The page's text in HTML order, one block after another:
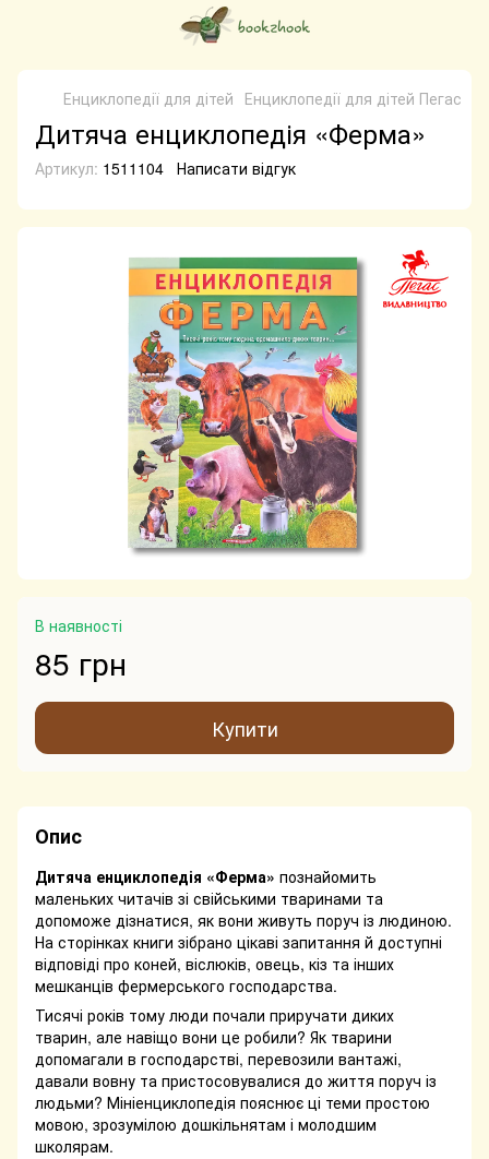
Енциклопедії для дітей Енциклопедії для дітей Пегас
Дитяча енциклопедія «Ферма»
Артикул: 1511104 Написати відгук
В наявності
85 грн
Купити
Опис
Дитяча енциклопедія «Ферма» познайомить
маленьких читачів зі свійськими тваринами та
допоможе дізнатися, як вони живуть поруч із людиною.
На сторінках книги зібрано цікаві запитання й доступні
відповіді про коней, віслюків, овець, кіз та інших
мешканців фермерського господарства.
Тисячі років тому люди почали приручати диких
тварин, але навіщо вони це робили? Як тварини
допомагали в господарстві, перевозили вантажі,
давали вовну та пристосовувалися до життя поруч із
людьми? Мініенциклопедія пояснює ці теми простою
мовою, зрозумілою дошкільнятам і молодшим
школярам.